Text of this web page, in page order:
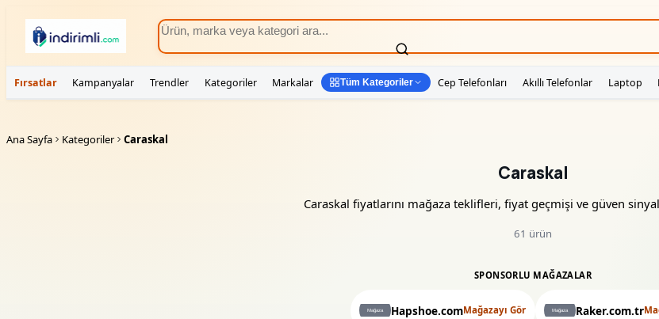
Fırsatlar Kampanyalar Trendler Kategoriler Markalar Tüm Kategoriler Cep Telefonları Akıllı Telefonlar Laptop
Ana Sayfa Kategoriler Caraskal
Caraskal
Caraskal fiyatlarını mağaza teklifleri, fiyat geçmişi ve güven
61 ürün
SPONSORLU MAĞAZALAR
Hapshoe.comMağazayı Gör Raker.com.tr